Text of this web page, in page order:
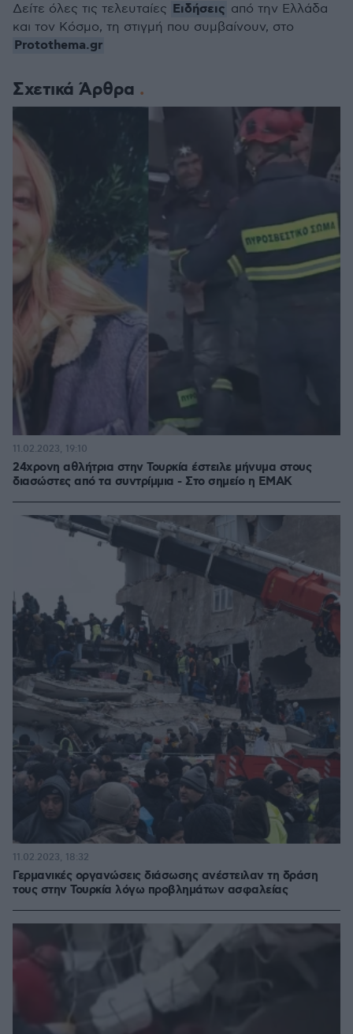
Σχετικά Άρθρα
24χρονη αθλήτρια στην Τουρκία έστειλε μήνυμα στους
διασώστες από τα συντρίμμια - Στο σημείο η ΕΜΑΚ
11.02.2023, 19:10
Γερμανικές οργανώσεις διάσωσης ανέστειλαν τη δράση
τους στην Τουρκία λόγω προβλημάτων ασφαλείας
11.02.2023, 18:32
Δείτε όλες τις τελευταίες Ειδήσεις από την Ελλάδα
και τον Κόσμο, τη στιγμή που συμβαίνουν, στο
Protothema.gr